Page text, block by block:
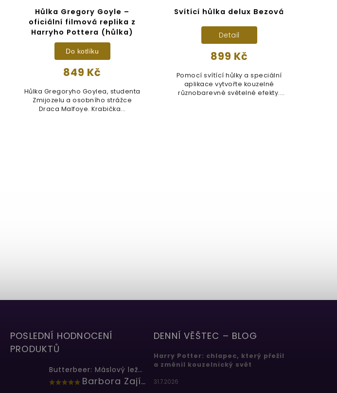
Hůlka Gregory Goyle –
oficiální filmová replika z
Harryho Pottera (hůlka)
849 Kč
Do kotlíku
Hůlka Gregoryho Goylea, studenta
Zmijozelu a osobního strážce
Draca Malfoye. Krabička...
Svítící hůlka delux Bezová
899 Kč
Detail
Pomocí svítící hůlky a speciální
aplikace vytvořte kouzelné
různobarevné světelné efekty.
POSLEDNÍ HODNOCENÍ
PRODUKTŮ
Butterbeer: Máslový ležák
Barbora Zajícová
DENNÍ VĚŠTEC – BLOG
Harry Potter: chlapec, který přežil
a změnil kouzelnický svět
31.7.2026